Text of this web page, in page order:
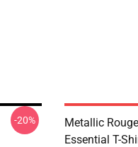
-20%
Metallic
Essential T-